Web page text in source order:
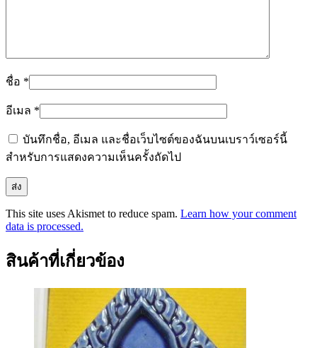
ชื่อ *
อีเมล *
บันทึกชื่อ, อีเมล และชื่อเว็บไซต์ของฉันบนเบราว์เซอร์นี้
สำหรับการแสดงความเห็นครั้งถัดไป
This site uses Akismet to reduce spam. Learn how your comment
data is processed.
สินค้าที่เกี่ยวข้อง